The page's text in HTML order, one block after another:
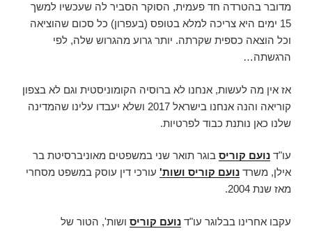
מדובר בהטרדה חד פעמית, הסוקר הסביר לה שעכשיו למשך
15 ימים היא צריכה למלא בטופס (בעפרון) כל סכום שהוציאה
וכל הוצאה כספית שקרתה. יותר גרוע מהגרוש שלה, לפי
הרגשתה…
אז אין מה לעשות, אנחנו לא ברוסיה הקומוניסטית וגם לא בצפון
קוריאה והנה אנחנו בישראל 2017 ושלא יעבדו עלינו שהמדינה
שלנו כאן נותנת כבוד לפרטיות.
עו"ד נועם קוריס בוגר תואר שני במשפטים מאוניברסיטת בר
אילן, משרד נועם קוריס ושות' עורכי דין עוסק במשפט מסחרי
מאז שנת 2004.
עקבו אחרינו בבלוגר עו"ד נועם קוריס ושות', הטור של